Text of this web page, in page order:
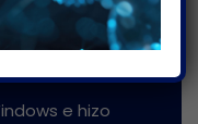
era capaz de
a través
e hizo